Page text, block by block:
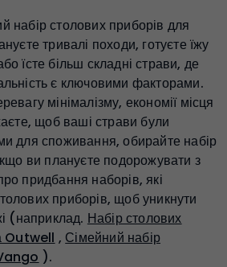
набір столових приборів для
тривалі походи, готуєте їжу
їсте більш складні страви, де
є ключовими факторами.
мінімалізму, економії місця
щоб ваші страви були
для споживання, обирайте набір
ви плануєте подорожувати з
придбання наборів, які
приборів, щоб уникнути
(наприклад. Набір столових
Outwell , Сімейний набір
).